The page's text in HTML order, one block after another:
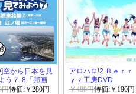
空から日本を見
う７-8「邦画
笑い・バラエ
円特価:￥280円
アロハロ!2 Ｂｅｒｒ
ｙｚ工房DVD
￥480円特価:￥190円